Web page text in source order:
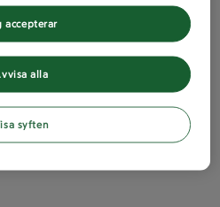
alla
accepterar
syften